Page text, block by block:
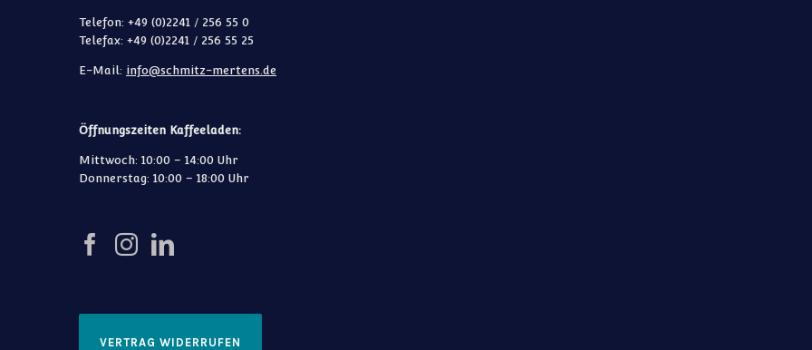
Telefon: +49 (0)2241 / 256 55 0
Telefax: +49 (0)2241 / 256 55 25
E-Mail: info@schmitz-mertens.de
Öffnungszeiten Kaffeeladen:
Mittwoch: 10:00 – 14:00 Uhr
Donnerstag: 10:00 – 18:00 Uhr
VERTRAG WIDERRUFEN